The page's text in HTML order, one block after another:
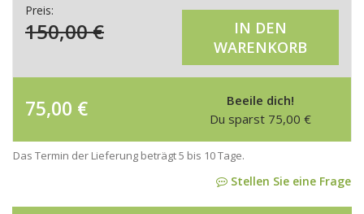
Preis:
150,00€
IN DEN
WARENKORB
75,00 €
Beeile dich!
Du sparst 75,00 €
Das Termin der Lieferung beträgt 5 bis 10 Tage.
Stellen Sie eine Frage